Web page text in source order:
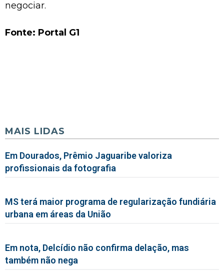
negociar.
Fonte: Portal G1
MAIS LIDAS
Em Dourados, Prêmio Jaguaribe valoriza
profissionais da fotografia
MS terá maior programa de regularização fundiária
urbana em áreas da União
Em nota, Delcídio não confirma delação, mas
também não nega